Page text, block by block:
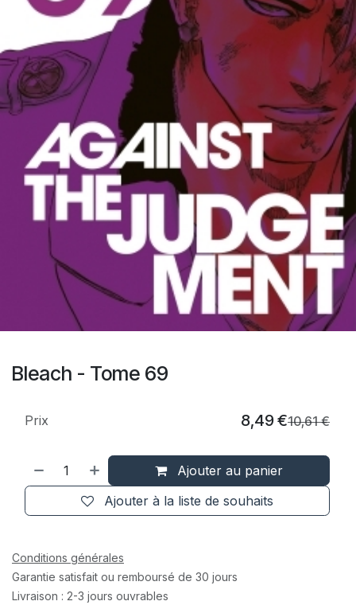
Bleach - Tome 69
Ajouter au panier
Ajouter à la liste de souhaits
Prix 8,49€10,61€
Conditions générales
Garantie satisfait ou remboursé de 30 jours
Livraison : 2-3 jours ouvrables